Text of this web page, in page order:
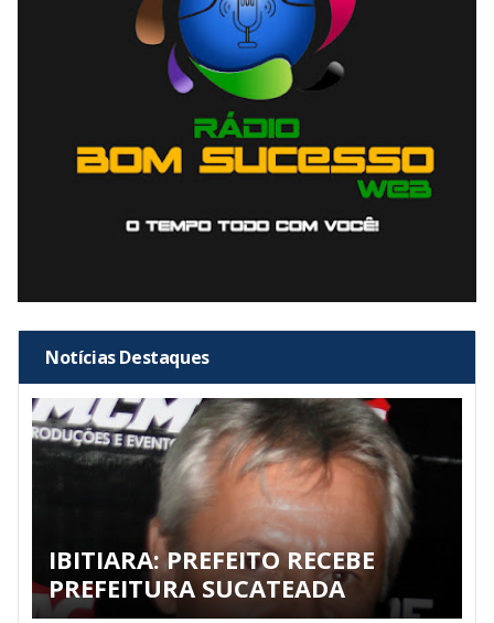
Notícias Destaques
IBITIARA: PREFEITO RECEBE
PREFEITURA SUCATEADA